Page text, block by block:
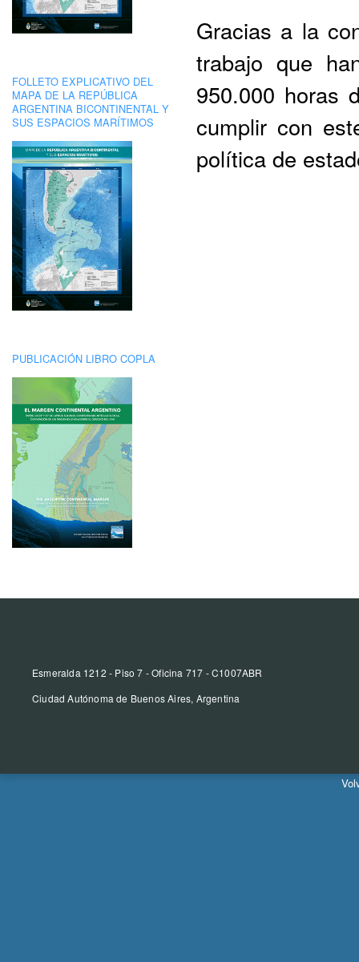
FOLLETO EXPLICATIVO DEL
MAPA DE LA REPÚBLICA
ARGENTINA BICONTINENTAL Y
SUS ESPACIOS MARÍTIMOS
PUBLICACIÓN LIBRO COPLA
Gracias a la
trabajo que
950.000 horas
cumplir con
política de
Esmeralda 1212 - Piso 7 - Oficina 717 - C1007ABR
Ciudad Autónoma de Buenos Aires, Argentina